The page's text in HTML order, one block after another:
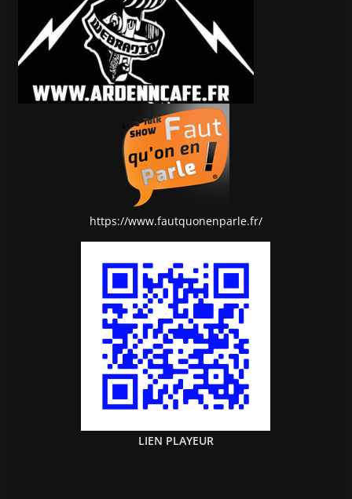
https://www.fautquonenparle.fr/
LIEN PLAYEUR